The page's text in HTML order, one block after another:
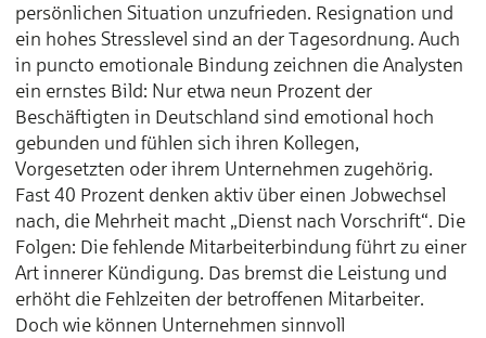
persönlichen Situation unzufrieden. Resignation und
ein hohes Stresslevel sind an der Tagesordnung. Auch
in puncto emotionale Bindung zeichnen die Analysten
ein ernstes Bild: Nur etwa neun Prozent der
Beschäftigten in Deutschland sind emotional hoch
gebunden und fühlen sich ihren Kollegen,
Vorgesetzten oder ihrem Unternehmen zugehörig.
Fast 40 Prozent denken aktiv über einen Jobwechsel
nach, die Mehrheit macht „Dienst nach Vorschrift“. Die
Folgen: Die fehlende Mitarbeiterbindung führt zu einer
Art innerer Kündigung. Das bremst die Leistung und
erhöht die Fehlzeiten der betroffenen Mitarbeiter.
Doch wie können Unternehmen sinnvoll